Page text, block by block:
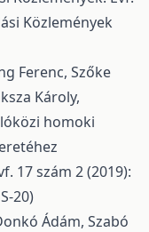
Közlemények
Ferenc, Szőke
Károly,
homoki
17 szám 2 (2019):
20)
Ádám, Szabó